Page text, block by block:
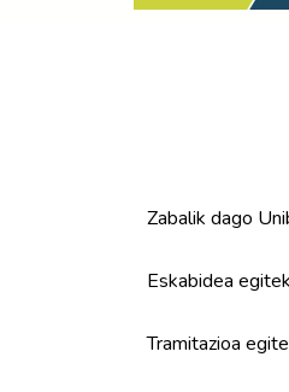
Zabalik dago
Eskabidea
Tramitazioa